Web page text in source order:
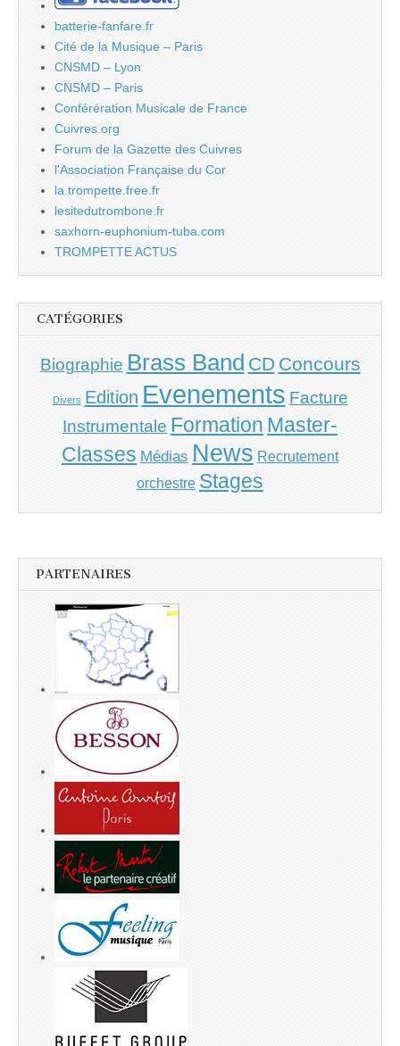
batterie-fanfare.fr
Cité de la Musique – Paris
CNSMD – Lyon
CNSMD – Paris
Conférération Musicale de France
Cuivres.org
Forum de la Gazette des Cuivres
l'Association Française du Cor
la.trompette.free.fr
lesitedutrombone.fr
saxhorn-euphonium-tuba.com
TROMPETTE ACTUS
CATÉGORIES
Biographie Brass Band CD Concours
Divers Edition Evenements Facture
Instrumentale Formation Master-
Classes Médias News Recrutement
orchestre Stages
PARTENAIRES